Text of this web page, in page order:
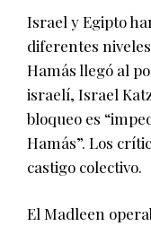
Israel y Egipto
diferentes
Hamás llegó al
israelí, Israel
bloqueo es
Hamás”. Los
castigo colectivo.
El Madleen